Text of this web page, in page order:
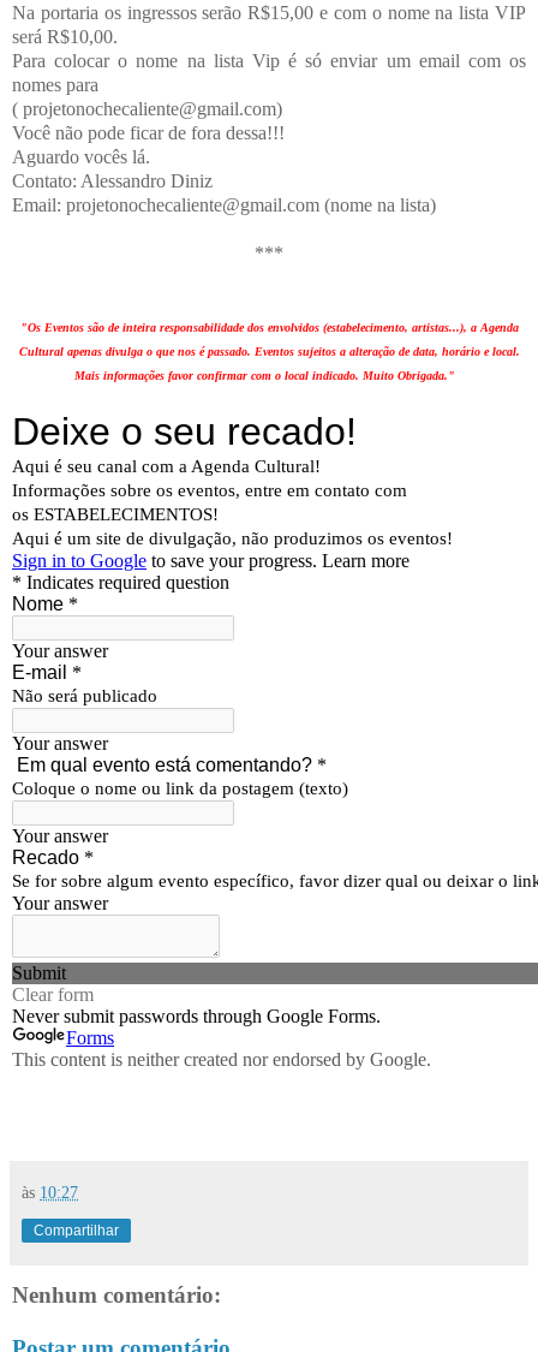
Na portaria os ingressos serão R$15,00 e com o nome na lista VIP
será R$10,00.
Para colocar o nome na lista Vip é só enviar um email com os
nomes para
( projetonochecaliente@gmail.com)
Você não pode ficar de fora dessa!!!
Aguardo vocês lá.
Contato: Alessandro Diniz
Email: projetonochecaliente@gmail.com (nome na lista)
***
"Os Eventos são de inteira responsabilidade dos envolvidos (estabelecimento, artistas...), a Agenda
Cultural apenas divulga o que nos é passado. Eventos sujeitos a alteração de data, horário e local.
Mais informações favor confirmar com o local indicado. Muito Obrigada."
às 10:27
Compartilhar
Nenhum comentário: